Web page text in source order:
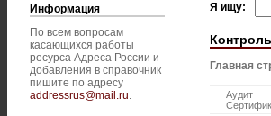
Информация
По всем вопросам
касающихся работы
ресурса Адреса России и
добавления в справочник
пишите по адресу
addressrus@mail.ru.
Я ищу:
Контроль
Главная
Аудит